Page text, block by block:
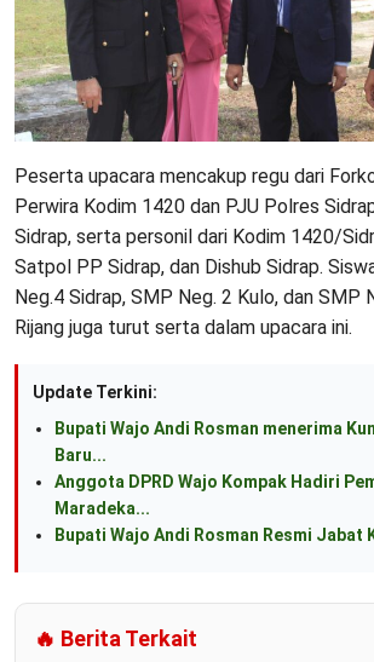
Peserta upacara mencakup regu dari
Perwira Kodim 1420 dan PJU Polres
Sidrap, serta personil dari Kodim 1420/
Satpol PP Sidrap, dan Dishub Sidrap.
Neg.4 Sidrap, SMP Neg. 2 Kulo, dan SMP
Rijang juga turut serta dalam upacara ini.
Update Terkini:
Bupati Wajo Andi Rosman menerima
Baru...
Anggota DPRD Wajo Kompak Hadiri
Maradeka...
Bupati Wajo Andi Rosman Resmi Jabat
🔥 Berita Terkait